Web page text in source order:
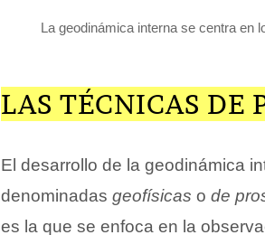
La geodinámica interna se centra en
LAS TÉCNICAS DE
El desarrollo de la geodinámica
denominadas geofísicas o de
es la que se enfoca en la